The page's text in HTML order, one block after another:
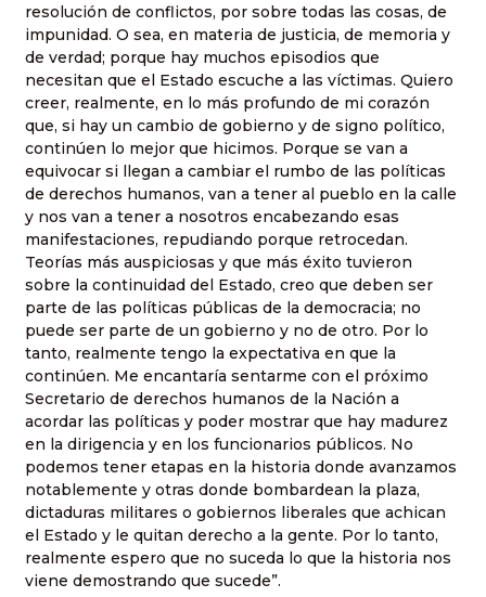
resolución de conflictos, por sobre todas las cosas, de
impunidad. O sea, en materia de justicia, de memoria y
de verdad; porque hay muchos episodios que
necesitan que el Estado escuche a las víctimas. Quiero
creer, realmente, en lo más profundo de mi corazón
que, si hay un cambio de gobierno y de signo político,
continúen lo mejor que hicimos. Porque se van a
equivocar si llegan a cambiar el rumbo de las políticas
de derechos humanos, van a tener al pueblo en la calle
y nos van a tener a nosotros encabezando esas
manifestaciones, repudiando porque retrocedan.
Teorías más auspiciosas y que más éxito tuvieron
sobre la continuidad del Estado, creo que deben ser
parte de las políticas públicas de la democracia; no
puede ser parte de un gobierno y no de otro. Por lo
tanto, realmente tengo la expectativa en que la
continúen. Me encantaría sentarme con el próximo
Secretario de derechos humanos de la Nación a
acordar las políticas y poder mostrar que hay madurez
en la dirigencia y en los funcionarios públicos. No
podemos tener etapas en la historia donde avanzamos
notablemente y otras donde bombardean la plaza,
dictaduras militares o gobiernos liberales que achican
el Estado y le quitan derecho a la gente. Por lo tanto,
realmente espero que no suceda lo que la historia nos
viene demostrando que sucede”.